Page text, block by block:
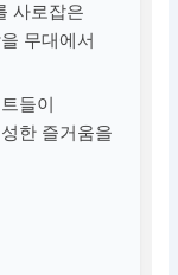
사로잡은
무대에서
들이
한 즐거움을